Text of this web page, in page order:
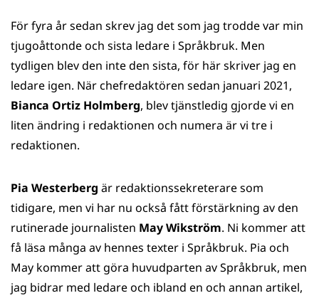
För fyra år sedan skrev jag det som jag trodde var min
tjugoåttonde och sista ledare i Språkbruk. Men
tydligen blev den inte den sista, för här skriver jag en
ledare igen. När chefredaktören sedan januari 2021,
Bianca Ortiz Holmberg, blev tjänstledig gjorde vi en
liten ändring i redaktionen och numera är vi tre i
redaktionen.
Pia Westerberg är redaktionssekreterare som
tidigare, men vi har nu också fått förstärkning av den
rutinerade journalisten May Wikström. Ni kommer att
få läsa många av hennes texter i Språkbruk. Pia och
May kommer att göra huvudparten av Språkbruk, men
jag bidrar med ledare och ibland en och annan artikel,